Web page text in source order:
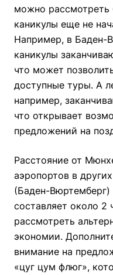
можно рассмотреть
каникулы еще не
Например, в Баден-
каникулы
что может
доступные туры. А
например,
что открывает
предложений на
Расстояние от
аэропортов в
(Баден-
составляет около 2
рассмотреть
экономии.
внимание на
«цуг цум флюг»,